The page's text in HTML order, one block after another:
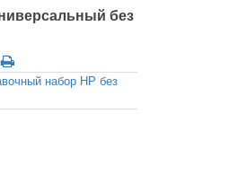
без
набор HP без